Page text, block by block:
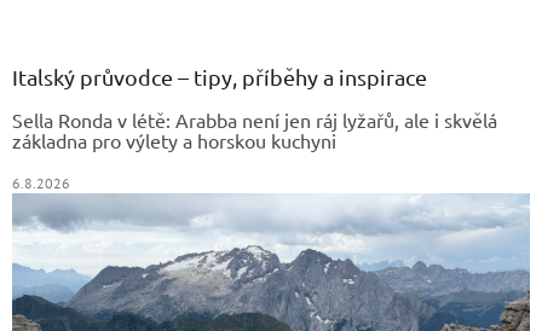
Italský průvodce – tipy, příběhy a inspirace
Sella Ronda v létě: Arabba není jen ráj lyžařů, ale i skvělá
základna pro výlety a horskou kuchyni
6.8.2026